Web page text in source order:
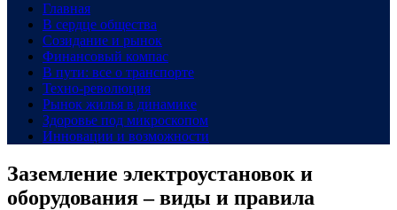
Главная
В сердце общества
Созидание и рынок
Финансовый компас
В пути: все о транспорте
Техно-революция
Рынок жилья в динамике
Здоровье под микроскопом
Инновации и возможности
Заземление электроустановок и
оборудования – виды и правила